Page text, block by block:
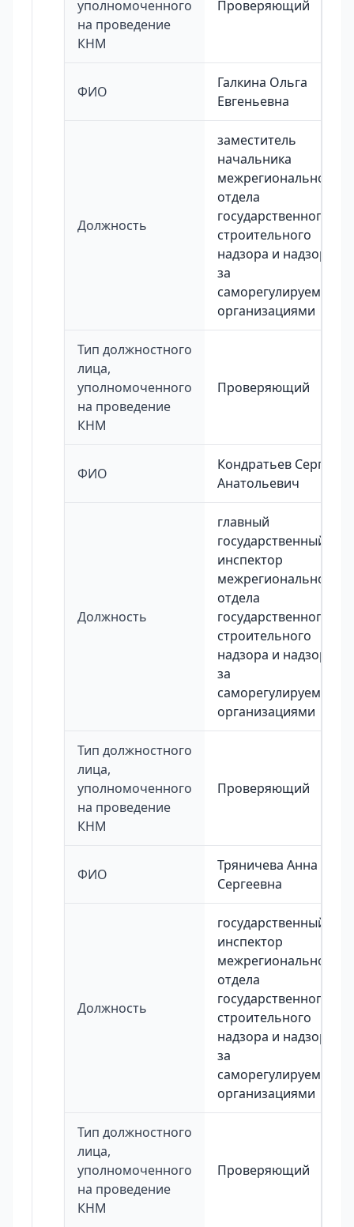
уполномоченного
на проведение
КНМ
Проверяющий
ФИО
Галкина Ольга
Евгеньевна
Должность
заместитель
начальника
межрегионального
отдела
государственного
строительного
надзора и надзора
за
саморегулируемыми
организациями
Тип должностного
лица,
уполномоченного
на проведение
КНМ
Проверяющий
ФИО
Кондратьев Сергей
Анатольевич
Должность
главный
государственный
инспектор
межрегионального
отдела
государственного
строительного
надзора и надзора
за
саморегулируемыми
организациями
Тип должностного
лица,
уполномоченного
на проведение
КНМ
Проверяющий
ФИО
Тряничева Анна
Сергеевна
Должность
государственный
инспектор
межрегионального
отдела
государственного
строительного
надзора и надзора
за
саморегулируемыми
организациями
Тип должностного
лица,
уполномоченного
на проведение
КНМ
Проверяющий